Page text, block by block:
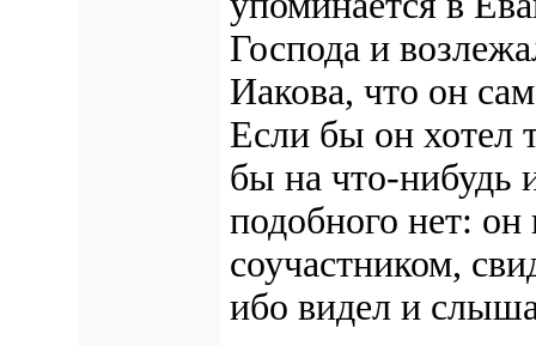
Господа и
Иакова, что он
Если бы он хотел
бы на что-нибудь
подобного нет:
соучастником,
ибо видел и